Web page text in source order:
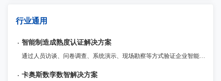
行业通用
智能制造成熟度认证解决方案
通过人员访谈、问卷调查、系统演示、现场勘察等方式验证企业智能制造能力水平，帮助企业识别现状，确定能力成熟度等级。通过开展评估，与标准对标，进行差距分析，确认下一步改进方向，持续提升企业智能制造能力。
卡奥斯数孪数智解决方案